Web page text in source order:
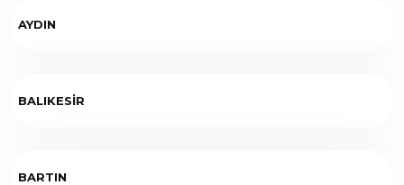
AYDIN
BALIKESİR
BARTIN